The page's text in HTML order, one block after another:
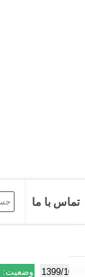
تماس با ما